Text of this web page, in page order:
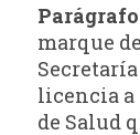
Parágrafo
marque
licencia a
de Salud